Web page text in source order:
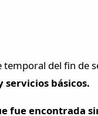
del fin de
servicios básicos.
fue encontrada